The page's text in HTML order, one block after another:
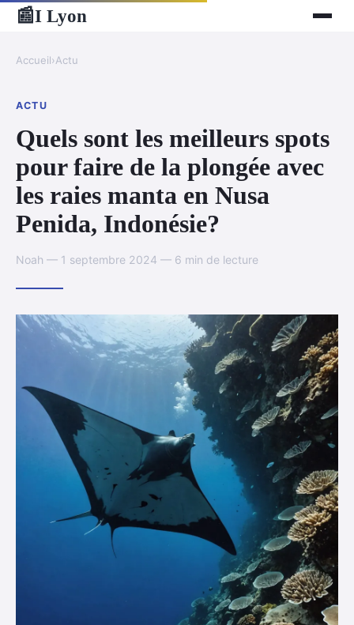
📰I Lyon
Accueil›Actu
ACTU
Quels sont les meilleurs spots
pour faire de la plongée avec
les raies manta en Nusa
Penida, Indonésie?
Noah — 1 septembre 2024 — 6 min de lecture